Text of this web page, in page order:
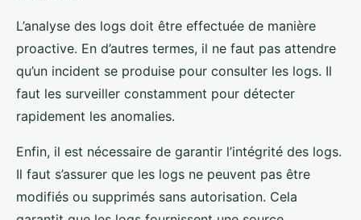
L’analyse des logs doit être effectuée de manière
proactive. En d’autres termes, il ne faut pas attendre
qu’un incident se produise pour consulter les logs. Il
faut les surveiller constamment pour détecter
rapidement les anomalies.
Enfin, il est nécessaire de garantir l’intégrité des logs.
Il faut s’assurer que les logs ne peuvent pas être
modifiés ou supprimés sans autorisation. Cela